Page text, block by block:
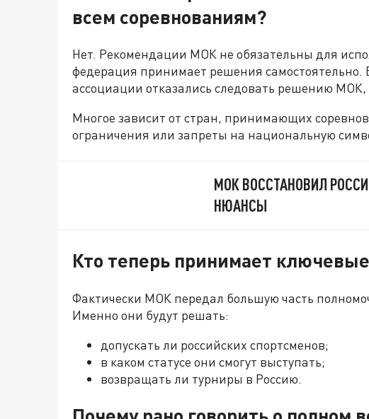
всем соревнованиям?
Нет. Рекомендации МОК не обязательны для
федерация принимает решения самостоятельно.
ассоциации отказались следовать решению МОК,
Многое зависит от стран, принимающих
ограничения или запреты на национальную
МОК ВОССТАНОВИЛ
НЮАНСЫ
Кто теперь принимает
Фактически МОК передал большую часть
Именно они будут решать:
допускать ли российских спортсменов;
в каком статусе они смогут выступать;
возвращать ли турниры в Россию.